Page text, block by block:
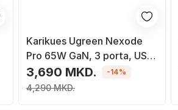
Karikues Ugreen Nexode
Pro 65W GaN, 3 porta, USB
C dhe USB, gri
3,690 MKD.
4,290 MKD.
-14%